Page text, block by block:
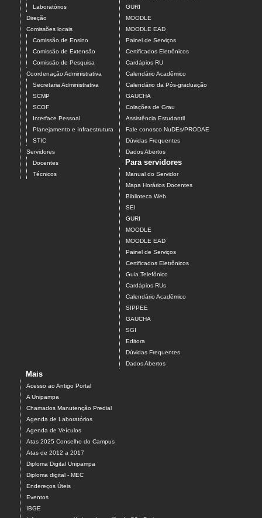
Laboratórios
Direção
Comissões locais
Comissão de Ensino
Comissão de Extensão
Comissão de Pesquisa
Coordenação Administrativa
Secretaria Administrativa
SCMP
SCOF
Interface Pessoal
Planejamento e Infraestrutura
STIC
Servidores
Docentes
Técnicos
GURI
MOODLE
MOODLE EAD
Painel de Serviços
Certificados Eletrônicos
Cardápios RU
Calendário Acadêmico
Calendário da Pós-graduação
GAUCHA
Colações de Grau
Assistência Estudantil
Fale conosco NuDEs/PRODAE
Dúvidas Frequentes
Dados Abertos
Para servidores
Manual do Servidor
Mapa Horários Docentes
Biblioteca Web
SEI
GURI
MOODLE
MOODLE EAD
Painel de Serviços
Certificados Eletrônicos
Guia Telefônico
Cardápios RUs
Calendário Acadêmico
SIPPEE
GAUCHA
SGI
Editora
Dúvidas Frequentes
Dados Abertos
Mais
Acesso ao Antigo Portal
A Unipampa
Chamados Manutenção Predial
Agenda de Laboratórios
Agenda de Veículos
Atas 2025 Conselho do Campus
Atas de 2012 a 2017
Diploma Digital Unipampa
Diploma digital - MEC
Endereços Úteis
Eventos
IBGE